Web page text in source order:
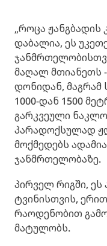
„როცა ჟანგბადის
დაბალია, ეს
მაღალ მთიანეთს
დონიდან,
1000-დან 1500
გარკვეული
პარადოქსულად
მოქმედებს
ჯანმრთელობაზე.
პირველ რიგში,
ტვინისთვის,
რაოდენობით
მატულობს.